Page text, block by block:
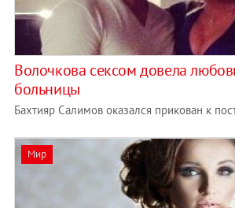
Волочкова сексом довела
больницы
Бахтияр Салимов оказался прикован к
Мир